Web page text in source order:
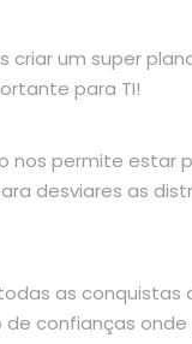
um super
para TI!
nos permite estar
desviares as
as conquistas
confianças